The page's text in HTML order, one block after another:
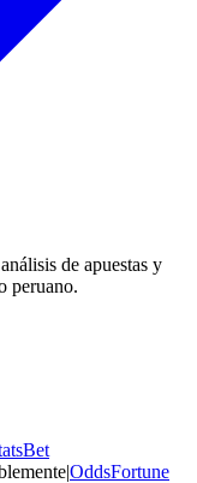
de apuestas y
peruano.
|OddsFortune